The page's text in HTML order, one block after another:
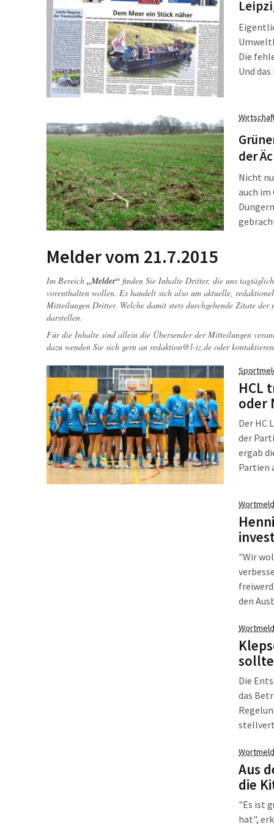
Die
Und
der
Nicht
auch im
Melder vom 21.7.2015
Im Bereich „Melder“ finden Sie Inhalte Dritter, die uns
vorenthalten wollen. Es handelt sich also um aktuelle,
Mitteilungen Dritter. Welche damit stets durchgehende Zitate
darstellen.
Für die Inhalte sind allein die Übersender der Mitteilungen
dazu wenden Sie sich gern an redaktion@l-iz.de oder
HCL
oder
Der HC
der
ergab
Partien
"Wir
den
erklärt
zum
Die
das
Länder
Aus
die
"Es ist
hat",